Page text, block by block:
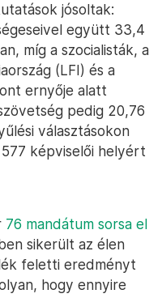
jósoltak:
együtt 33,4
míg a szocialisták, a
(LFI) és a
ernyője alatt
pedig 20,76
választásokon
képviselői helyért
76 mandátum sorsa el
sikerült az élen
feletti eredményt
hogy ennyire